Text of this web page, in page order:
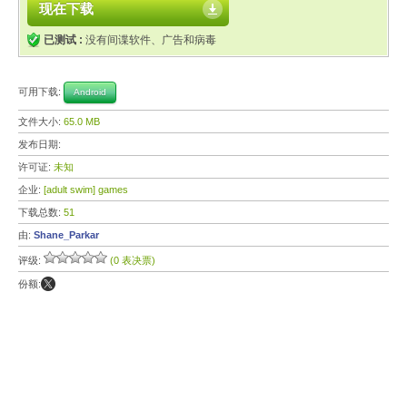
现在下载
已测试 : 没有间谍软件、广告和病毒
可用下载: Android
文件大小: 65.0 MB
发布日期:
许可证: 未知
企业: [adult swim] games
下载总数: 51
由: Shane_Parkar
评级: (0 表决票)
份额: